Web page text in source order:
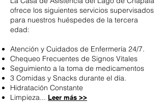
ofrece los siguientes servicios supervisados
para nuestros huéspedes de la tercera
edad:
Atención y Cuidados de Enfermería 24/7.
Chequeo Frecuentes de Signos Vitales
Seguimiento a la toma de medicamentos
3 Comidas y Snacks durante el día.
Hidratación Constante
Limpieza... Leer más >>